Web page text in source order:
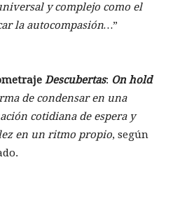
y complejo como el
la autocompasión…”
Descubertas: On hold
de condensar en una
cotidiana de espera y
en un ritmo propio, según